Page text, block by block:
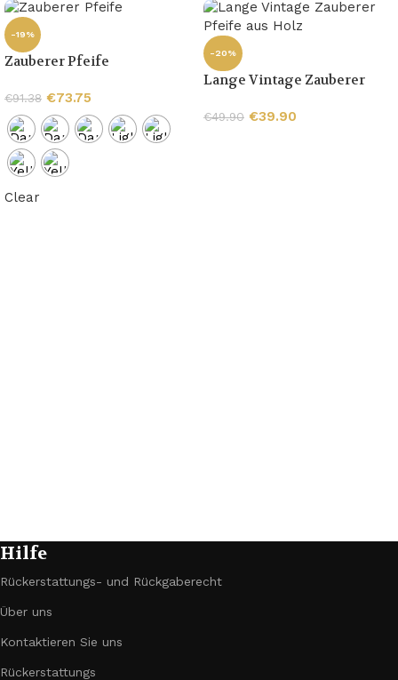
-19%
Zauberer Pfeife
€91.38 €73.75
Clear
-20%
Lange Vintage Zauberer
€49.90 €39.90
Hilfe
Rückerstattungs- und Rückgaberecht
Über uns
Kontaktieren Sie uns
Rückerstattungs